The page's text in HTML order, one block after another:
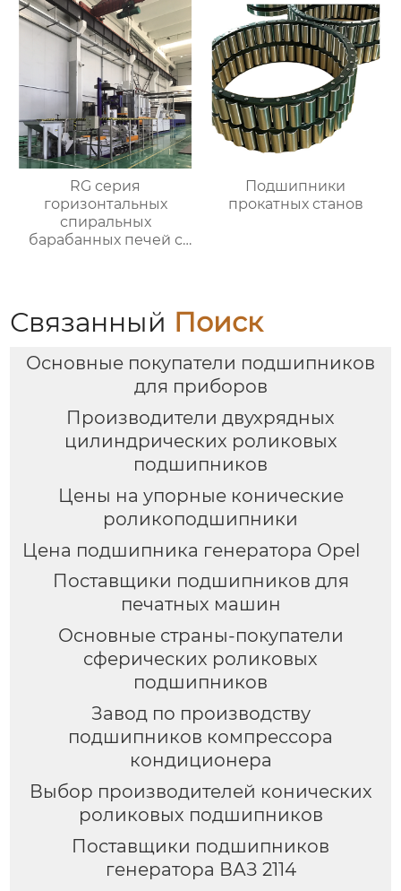
RG серия
горизонтальных
спиральных
барабанных печей с
Подшипники
прокатных станов
Связанный Поиск
Основные покупатели подшипников
для приборов
Производители двухрядных
цилиндрических роликовых
подшипников
Цены на упорные конические
роликоподшипники
Цена подшипника генератора Opel
Поставщики подшипников для
печатных машин
Основные страны-покупатели
сферических роликовых
подшипников
Завод по производству
подшипников компрессора
кондиционера
Выбор производителей конических
роликовых подшипников
Поставщики подшипников
генератора ВАЗ 2114